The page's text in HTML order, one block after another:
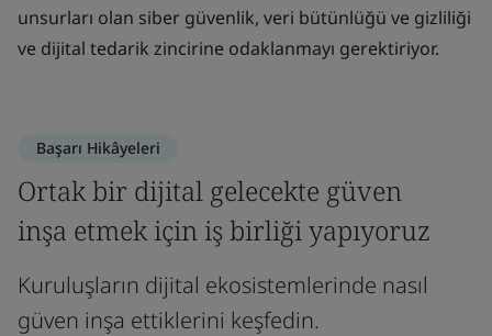
unsurları olan siber güvenlik, veri bütünlüğü ve gizliliği
ve dijital tedarik zincirine odaklanmayı gerektiriyor.
Başarı Hikâyeleri
Ortak bir dijital gelecekte güven
inşa etmek için iş birliği yapıyoruz
Kuruluşların dijital ekosistemlerinde nasıl
güven inşa ettiklerini keşfedin.